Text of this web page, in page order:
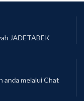
JADETABEK
anda melalui Chat